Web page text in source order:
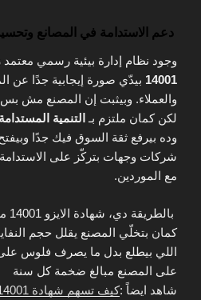
دعم الاستدامة في المصانع
وجود نظام إدارة بيئية رسمي
14001 بيدّي صورة إيجابية جدًا عن
والعملاء. وبيثبت إن المصنع مش بس
لكن كمان ملتزم بـ التنمية
وده بيرفع ثقة السوق فيك جدًا
شركات وجهات بتركّز على
مع الموردين.
كمان بتخلّي المصنع يقلل حجم
اللي بيطلع بدل ما يصرف فلوس على
على المصنع مبالغ ضخمة كل سنة
شاهد ايضاً :